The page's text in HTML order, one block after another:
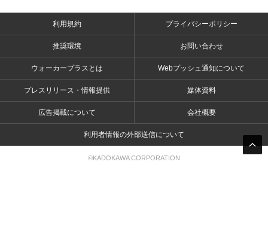
利用規約 プライバシーポリシー
推奨環境 お問い合わせ
ウォーカープラスとは Webプッシュ通知について
プレスリリース・情報提供 媒体資料
広告掲載について 会社概要
利用者情報の外部送信について
©KADOKAWA CORPORATION